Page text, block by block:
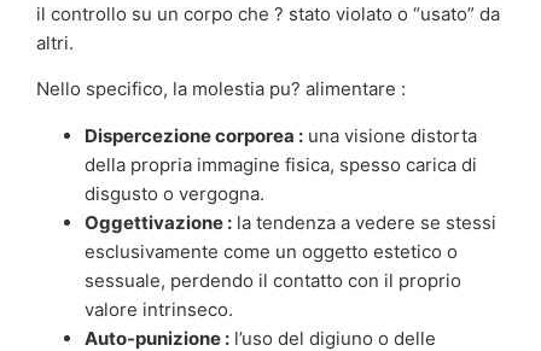
il controllo su un corpo che ? stato violato o “usato” da
altri.
Nello specifico, la molestia pu? alimentare :
Dispercezione corporea : una visione distorta
della propria immagine fisica, spesso carica di
disgusto o vergogna.
Oggettivazione : la tendenza a vedere se stessi
esclusivamente come un oggetto estetico o
sessuale, perdendo il contatto con il proprio
valore intrinseco.
Auto-punizione : l’uso del digiuno o delle